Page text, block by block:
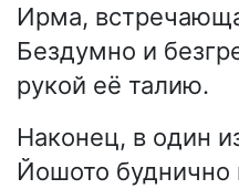
Ирма,
Бездумно и
рукой её талию.
Наконец, в один
Йошото буднично